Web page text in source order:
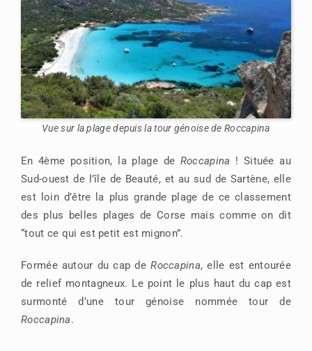
Vue sur la plage depuis la tour génoise de Roccapina
En 4ème position, la plage de Roccapina ! Située au
Sud-ouest de l’île de Beauté, et au sud de Sartène, elle
est loin d’être la plus grande plage de ce classement
des plus belles plages de Corse mais comme on dit
“tout ce qui est petit est mignon”.
Formée autour du cap deRoccapina, elle est entourée
de relief montagneux. Le point le plus haut du cap est
surmonté d’une tour génoise nommée tour de
Roccapina.